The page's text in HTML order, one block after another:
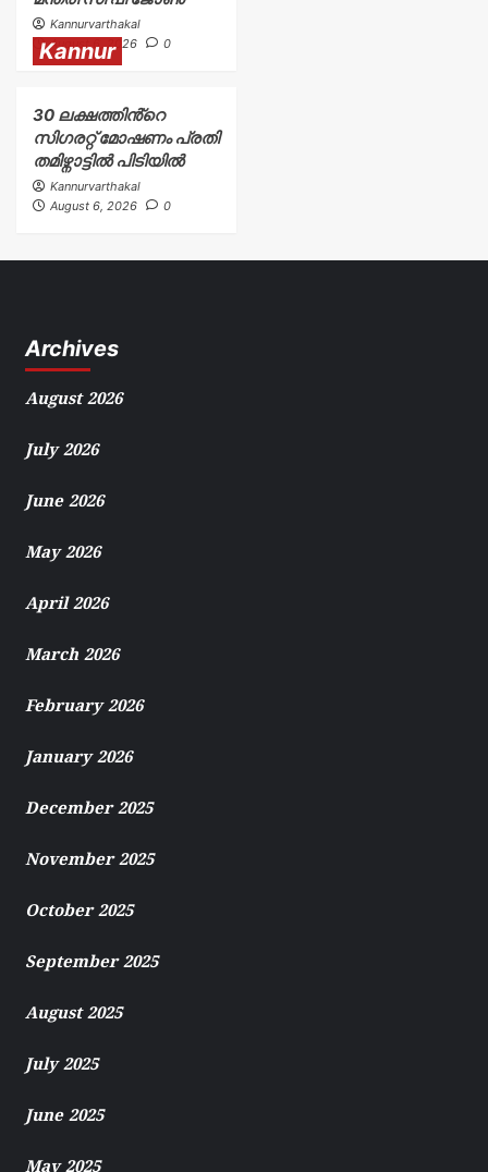
Kannurvarthakal
August 6, 2026
0
Kannur
30 ലക്ഷത്തിൻ്റെ
സിഗരറ്റ് മോഷണം പ്രതി
തമിഴ്നാട്ടിൽ പിടിയിൽ
Kannurvarthakal
August 6, 2026
0
Archives
August 2026
July 2026
June 2026
May 2026
April 2026
March 2026
February 2026
January 2026
December 2025
November 2025
October 2025
September 2025
August 2025
July 2025
June 2025